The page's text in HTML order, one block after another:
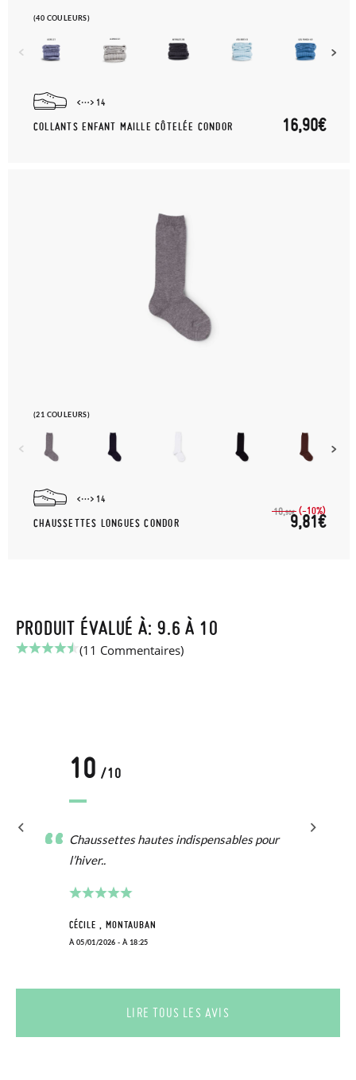
(40 COULEURS)
14
COLLANTS ENFANT MAILLE CÔTELÉE CONDOR 16,90€
(21 COULEURS)
14
CHAUSSETTES LONGUES CONDOR
10,90€ (-10%)
9,81€
PRODUIT ÉVALUÉ À: 9.6 À 10
(11 Commentaires)
10 /10
Chaussettes hautes indispensables pour
l’hiver..
CÉCILE , MONTAUBAN
À 05/01/2026 - À 18:25
LIRE TOUS LES AVIS